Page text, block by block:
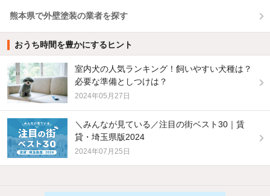
熊本県で外壁塗装の業者を探す
おうち時間を豊かにするヒント
室内犬の人気ランキング！飼いやすい犬種は？
必要な準備としつけは？
2024年05月27日
＼みんなが見ている／注目の街ベスト30｜賃
貸・埼玉県版2024
2024年07月25日
他の人はこんな条件で絞り込んでいます！